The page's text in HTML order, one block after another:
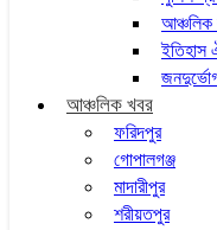
আঞ্চলিক
ইতিহাস
আঞ্চলিক খবর
ফরিদপুর
গোপালগঞ্জ
মাদারীপুর
শরীয়তপুর